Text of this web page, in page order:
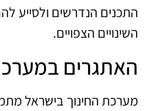
התכנים הנדרשים ולסייע
השינויים הצפויים.
האתגרים
מערכת החינוך בישראל